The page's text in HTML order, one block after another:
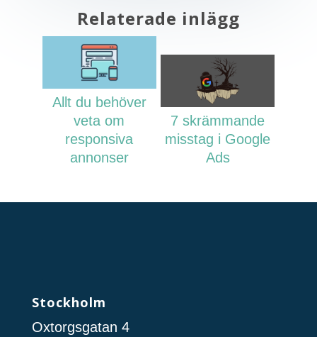
Relaterade inlägg
Allt du behöver
veta om
responsiva
annonser
7 skrämmande
misstag i Google
Ads
Stockholm
Oxtorgsgatan 4